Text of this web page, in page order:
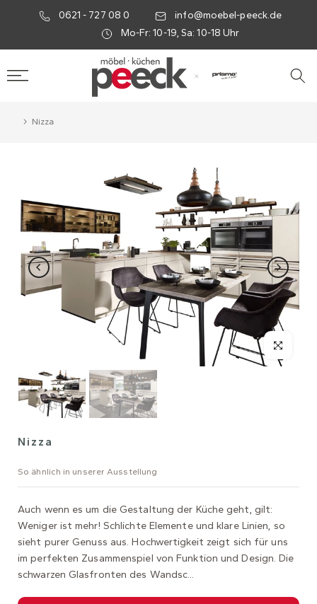
0621 - 727 08 0
info@moebel-peeck.de
Mo-Fr: 10-19, Sa: 10-18 Uhr
×
Nizza
Nizza
So ähnlich in unserer Ausstellung
Auch wenn es um die Gestaltung der Küche geht, gilt:
Weniger ist mehr! Schlichte Elemente und klare Linien, so
sieht purer Genuss aus. Hochwertigkeit zeigt sich für uns
im perfekten Zusammenspiel von Funktion und Design. Die
schwarzen Glasfronten des Wandsc...